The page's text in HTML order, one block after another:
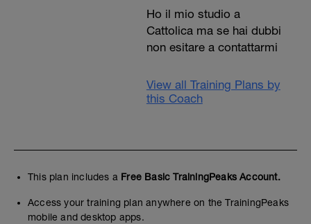
Ho il mio studio a
Cattolica ma se hai dubbi
non esitare a contattarmi
View all Training Plans by
this Coach
This plan includes a Free Basic TrainingPeaks Account.
Access your training plan anywhere on the TrainingPeaks
mobile and desktop apps.